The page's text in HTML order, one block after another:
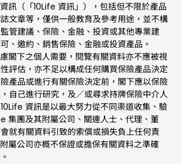
訊（「10Life 資訊」），包括但不限於產品
文章等，僅供一般教育及參考用途，並不構
管建議、保險、金融、投資或其他專業建
、邀約、銷售保險、金融或投資產品。
閣下之個人需要，閱覽有關資料亦不應被視
評估，亦不足以構成任何購買保險產品決定
產品或進行有關保險決定前，閣下應以保險
自己進行研究，及／或尋求持牌保險中介人
資訊是以最大努力從不同渠道收集、驗
集團及其附屬公司、關連人士、代理、董
就有關資料引致的索償或損失負上任何責
屬公司亦概不保證或擔保有關資料之準確